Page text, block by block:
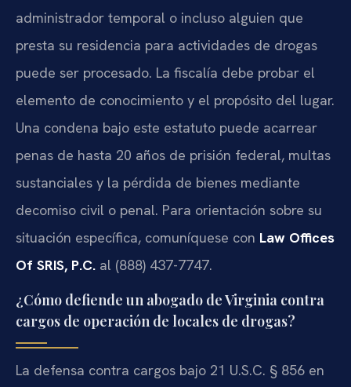
administrador temporal o incluso alguien que
presta su residencia para actividades de drogas
puede ser procesado. La fiscalía debe probar el
elemento de conocimiento y el propósito del lugar.
Una condena bajo este estatuto puede acarrear
penas de hasta 20 años de prisión federal, multas
sustanciales y la pérdida de bienes mediante
decomiso civil o penal. Para orientación sobre su
situación específica, comuníquese con Law Offices
Of SRIS, P.C. al (888) 437-7747.
¿Cómo defiende un abogado de Virginia contra
cargos de operación de locales de drogas?
La defensa contra cargos bajo 21 U.S.C. § 856 en